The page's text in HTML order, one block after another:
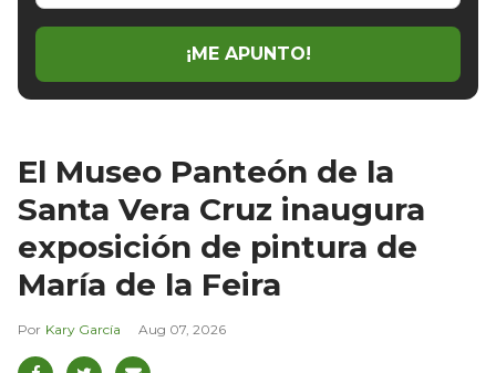
email
¡ME APUNTO!
El Museo Panteón de la
Santa Vera Cruz inaugura
exposición de pintura de
María de la Feira
Kary García Aug 07, 2026